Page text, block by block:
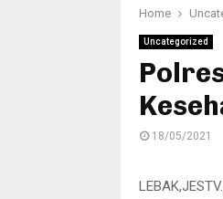
Home
Uncategorized
18/05/2021